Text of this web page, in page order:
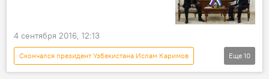
4 сентября 2016, 12:13
Скончался президент Узбекистана Ислам Каримов
Политика
Новости
В мире
Еще 10